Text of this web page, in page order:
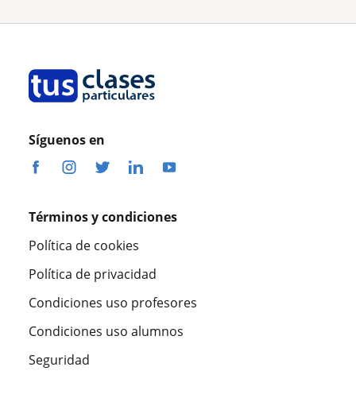
Síguenos en
Términos y condiciones
Política de cookies
Política de privacidad
Condiciones uso profesores
Condiciones uso alumnos
Seguridad